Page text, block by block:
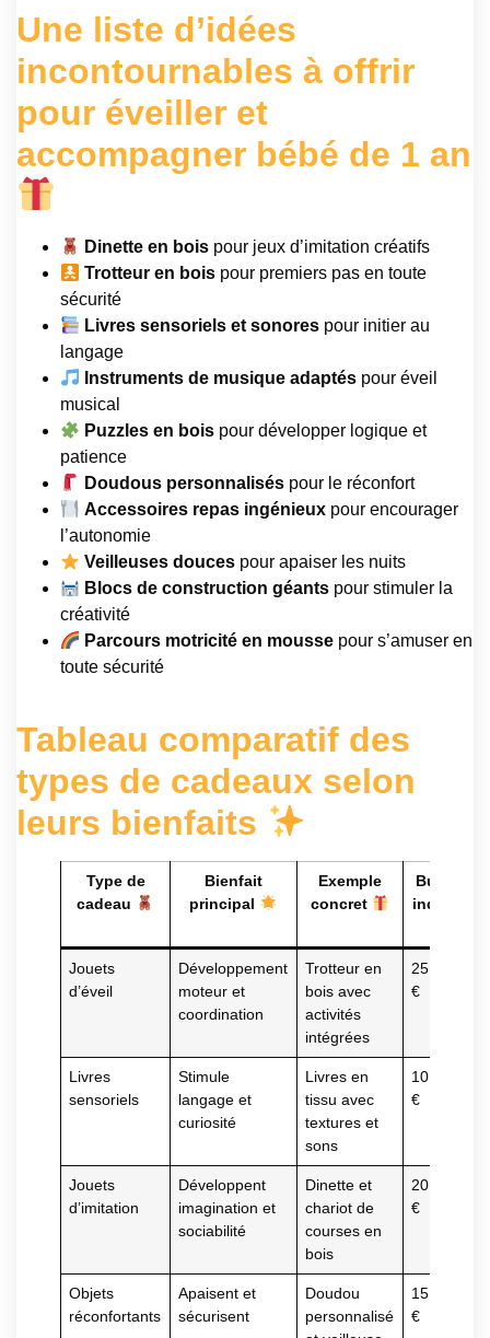
Une liste d’idées
incontournables à offrir
pour éveiller et
accompagner bébé de 1 an
Dinette en bois pour jeux d’imitation créatifs
Trotteur en bois pour premiers pas en toute
sécurité
Livres sensoriels et sonores pour initier au
langage
Instruments de musique adaptés pour éveil
musical
Puzzles en bois pour développer logique et
patience
Doudous personnalisés pour le réconfort
Accessoires repas ingénieux pour encourager
l’autonomie
Veilleuses douces pour apaiser les nuits
Blocs de construction géants pour stimuler la
créativité
Parcours motricité en mousse pour s’amuser en
toute sécurité
Tableau comparatif des
types de cadeaux selon
leurs bienfaits
Type de
cadeau
Bienfait
principal
Exemple
concret
Budget
indicatif
Jouets
d’éveil
Développement
moteur et
coordination
Trotteur en
bois avec
activités
intégrées
25 – 60
€
Livres
sensoriels
Stimule
langage et
curiosité
Livres en
tissu avec
textures et
sons
10 – 25
€
Jouets
d’imitation
Développent
imagination et
sociabilité
Dinette et
chariot de
courses en
bois
20 – 50
€
Objets
réconfortants
Apaisent et
sécurisent
Doudou
personnalisé
15 – 40
€